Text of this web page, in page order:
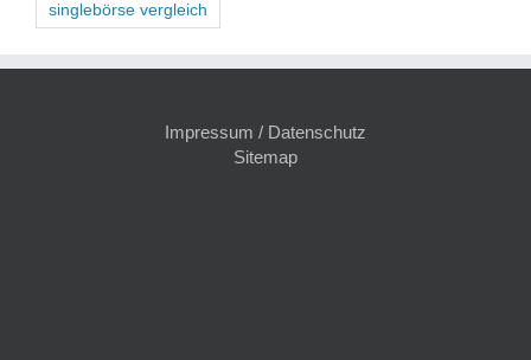
singlebörse vergleich
Impressum / Datenschutz
Sitemap